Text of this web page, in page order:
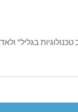
בגליל"